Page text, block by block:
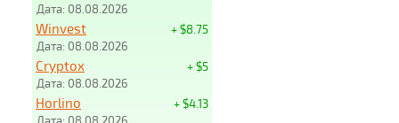
Дата: 08.08.2026
+ $8.75
Winvest
Дата: 08.08.2026
+ $5
Cryptox
Дата: 08.08.2026
+ $4.13
Horlino